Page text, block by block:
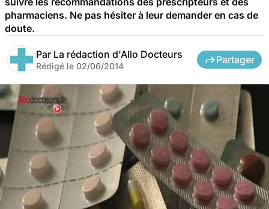
pharmaciens. Ne pas hésiter à leur demander en cas de
doute.
Par La rédaction d'Allo Docteurs
Rédigé le 02/06/2014
Partager